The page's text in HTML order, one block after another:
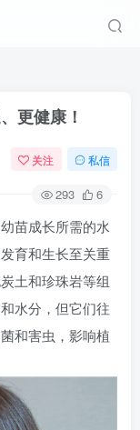
更健康！
关注 私信
293 6
苗成长所需的水
育和生长至关重
土和珍珠岩等组
水分，但它们往
和害虫，影响植